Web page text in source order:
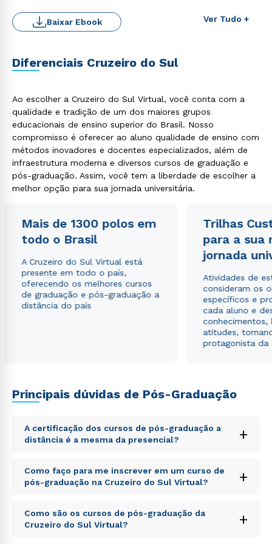
Ver Tudo +
Baixar Ebook
Diferenciais Cruzeiro do Sul
Ao escolher a Cruzeiro do Sul Virtual, você conta com a
qualidade e tradição de um dos maiores grupos
educacionais de ensino superior do Brasil. Nosso
compromisso é oferecer ao aluno qualidade de ensino com
métodos inovadores e docentes especializados, além de
infraestrutura moderna e diversos cursos de graduação e
pós-graduação. Assim, você tem a liberdade de escolher a
melhor opção para sua jornada universitária.
Mais de 1300 polos em
todo o Brasil
A Cruzeiro do Sul Virtual está
presente em todo o país,
oferecendo os melhores cursos
de graduação e pós-graduação a
distância do país
Trilhas
para a sua
jornada
Atividades de
consideram os
específicos e
cada aluno e
conhecimentos,
atitudes,
protagonista da
Principais dúvidas de Pós-Graduação
A certificação dos cursos de pós-graduação a
distância é a mesma da presencial?
+
Sed ut perspiciatis unde omnis iste natus error sit
voluptatem accusantium doloremque laudantium,
totam rem aperiam, eaque ipsa quae ab illo inventore
explicabo. Nemo enim ipsam voluptatem quia
voluptas sit aspernatur aut odit aut fugit, sed quia
Como faço para me inscrever em um curso de
pós-graduação na Cruzeiro do Sul Virtual?
+
Sed ut perspiciatis unde omnis iste natus error sit
voluptatem accusantium doloremque laudantium,
Como são os cursos de pós-graduação da
Cruzeiro do Sul Virtual?
+
Rápido e fácil
WhatsApp
ou
Estou de acordo com a Política de Privacidade.e
autorizo que meus dados sejam utilizados para o
envio de conteúdos da Cruzeiro do Sul.